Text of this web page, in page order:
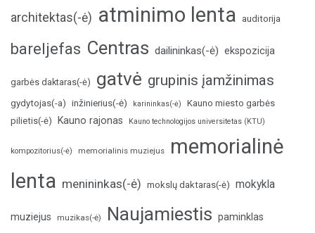
architektas(-ė) atminimo lenta auditorija
bareljefas Centras dailininkas(-ė) ekspozicija
garbės daktaras(-ė) gatvė grupinis įamžinimas
gydytojas(-a) inžinierius(-ė) karininkas(-ė)
Kauno miesto garbės
pilietis(-ė)
Kauno rajonas Kauno technologijos universitetas (KTU)
kompozitorius(-ė) memorialinis muziejus
memorialinė
lenta menininkas(-ė) mokslų daktaras(-ė) mokykla
muziejus muzikas(-ė) Naujamiestis paminklas